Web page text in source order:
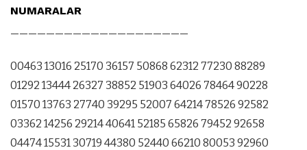
NUMARALAR
————————————————————
00463 13016 25170 36157 50868 62312 77230 88289
01292 13444 26327 38852 51903 64026 78464 90228
01570 13763 27740 39295 52007 64214 78526 92582
03362 14256 29214 40641 52185 65826 79452 92658
04474 15531 30719 44380 52440 66210 80053 92960